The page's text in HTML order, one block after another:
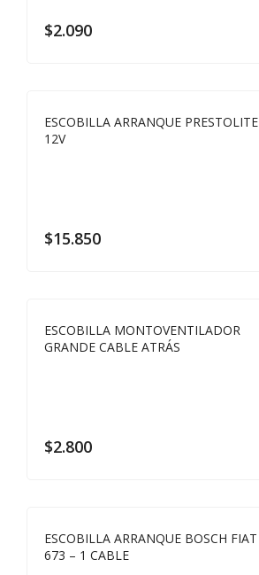
$2.090
ESCOBILLA ARRANQUE PRESTOLITE
12V
$15.850
ESCOBILLA MONTOVENTILADOR
GRANDE CABLE ATRÁS
$2.800
ESCOBILLA ARRANQUE BOSCH FIAT
673 – 1 CABLE